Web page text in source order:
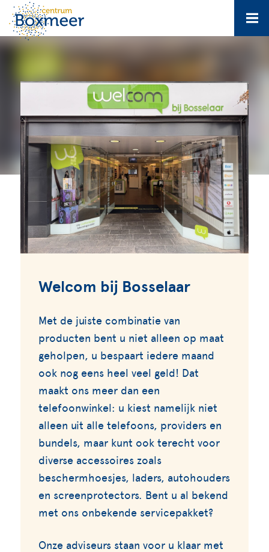
Welcom bij Bosselaar
Met de juiste combinatie van
producten bent u niet alleen op maat
geholpen, u bespaart iedere maand
ook nog eens heel veel geld! Dat
maakt ons meer dan een
telefoonwinkel: u kiest namelijk niet
alleen uit alle telefoons, providers en
bundels, maar kunt ook terecht voor
diverse accessoires zoals
beschermhoesjes, laders, autohouders
en screenprotectors. Bent u al bekend
met ons onbekende servicepakket?
Onze adviseurs staan voor u klaar met